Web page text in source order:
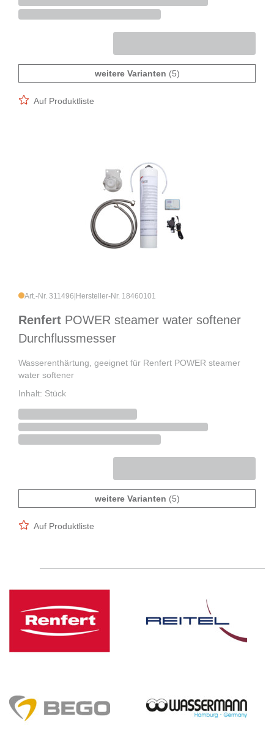
weitere Varianten (5)
Auf Produktliste
Art.-Nr. 311496 Hersteller-Nr. 18460101
Renfert POWER steamer water softener
Durchflussmesser
Wasserenthärtung, geeignet für Renfert POWER steamer
water softener
Inhalt: Stück
weitere Varianten (5)
Auf Produktliste